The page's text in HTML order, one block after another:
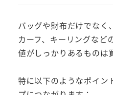
バッグや財布だけでなく
カーフ、キーリングなど
値がしっかりあるものは
特に以下のようなポイン